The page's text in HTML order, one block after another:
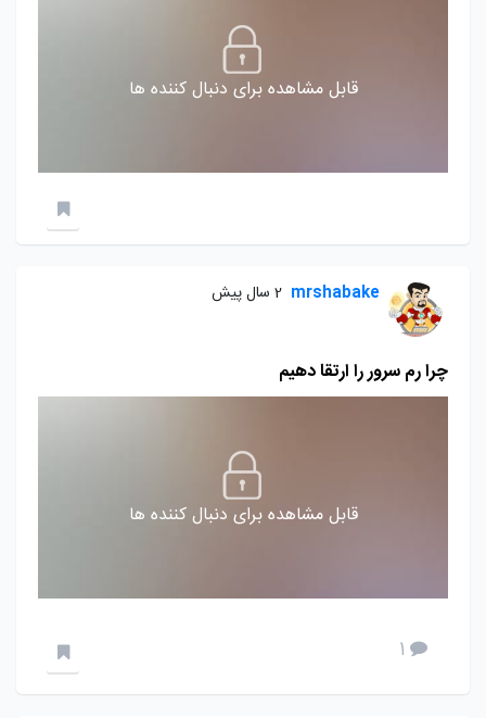
قابل مشاهده برای دنبال کننده ها
mrshabake 2 سال پیش
چرا رم سرور را ارتقا دهیم
قابل مشاهده برای دنبال کننده ها
1